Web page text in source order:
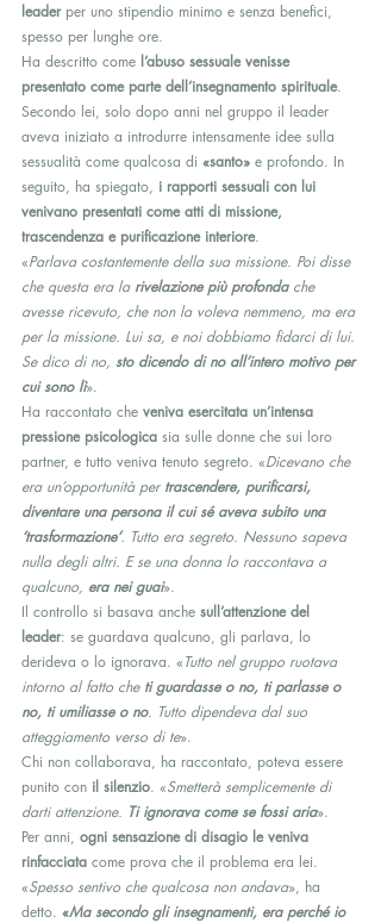
leader per uno stipendio minimo e senza benefici,
spesso per lunghe ore.
Ha descritto come l’abuso sessuale venisse
presentato come parte dell’insegnamento spirituale.
Secondo lei, solo dopo anni nel gruppo il leader
aveva iniziato a introdurre intensamente idee sulla
sessualità come qualcosa di «santo» e profondo. In
seguito, ha spiegato, i rapporti sessuali con lui
venivano presentati come atti di missione,
trascendenza e purificazione interiore.
«Parlava costantemente della sua missione. Poi disse
che questa era la rivelazione più profonda che
avesse ricevuto, che non la voleva nemmeno, ma era
per la missione. Lui sa, e noi dobbiamo fidarci di lui.
Se dico di no, sto dicendo di no all’intero motivo per
cui sono lì».
Ha raccontato che veniva esercitata un’intensa
pressione psicologica sia sulle donne che sui loro
partner, e tutto veniva tenuto segreto. «Dicevano che
era un’opportunità per trascendere, purificarsi,
diventare una persona il cui sé aveva subito una
‘trasformazione’. Tutto era segreto. Nessuno sapeva
nulla degli altri. E se una donna lo raccontava a
qualcuno, era nei guai».
Il controllo si basava anche sull’attenzione del
leader: se guardava qualcuno, gli parlava, lo
derideva o lo ignorava. «Tutto nel gruppo ruotava
intorno al fatto che ti guardasse o no, ti parlasse o
no, ti umiliasse o no. Tutto dipendeva dal suo
atteggiamento verso di te».
Chi non collaborava, ha raccontato, poteva essere
punito con il silenzio. «Smetterà semplicemente di
darti attenzione. Ti ignorava come se fossi aria».
Per anni, ogni sensazione di disagio le veniva
rinfacciata come prova che il problema era lei.
«Spesso sentivo che qualcosa non andava», ha
detto. «Ma secondo gli insegnamenti, era perché io